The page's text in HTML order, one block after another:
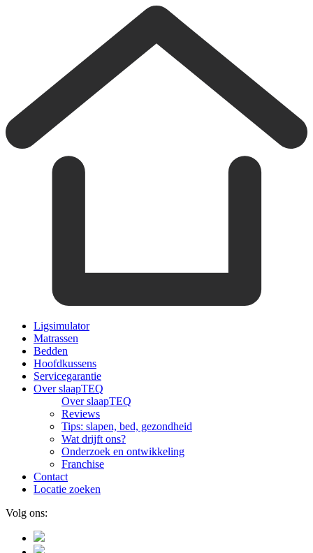
Ligsimulator
Matrassen
Bedden
Hoofdkussens
Servicegarantie
Over slaapTEQ
Over slaapTEQ
Reviews
Tips: slapen, bed, gezondheid
Wat drijft ons?
Onderzoek en ontwikkeling
Franchise
Contact
Locatie zoeken
Volg ons: